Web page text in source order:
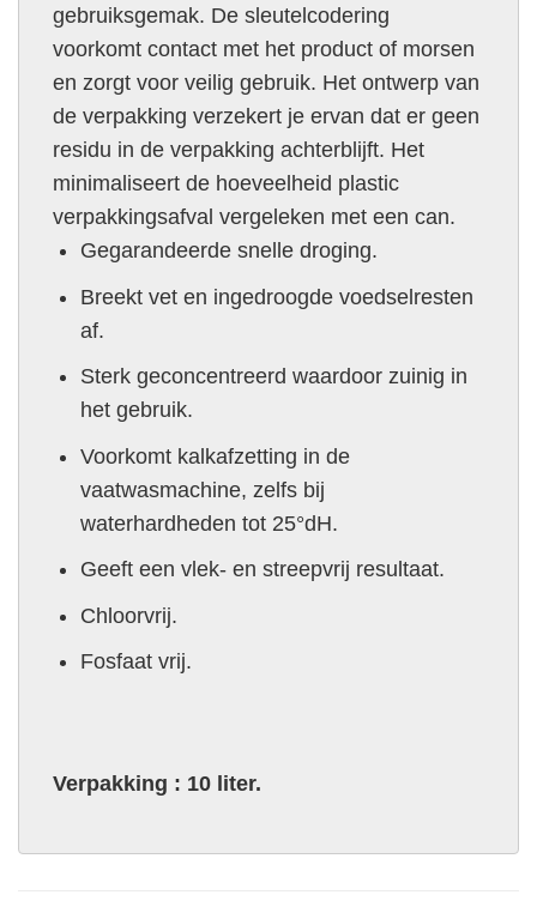
gebruiksgemak. De sleutelcodering
voorkomt contact met het product of morsen
en zorgt voor veilig gebruik. Het ontwerp van
de verpakking verzekert je ervan dat er geen
residu in de verpakking achterblijft. Het
minimaliseert de hoeveelheid plastic
verpakkingsafval vergeleken met een can.
Gegarandeerde snelle droging.
Breekt vet en ingedroogde voedselresten
af.
Sterk geconcentreerd waardoor zuinig in
het gebruik.
Voorkomt kalkafzetting in de
vaatwasmachine, zelfs bij
waterhardheden tot 25°dH.
Geeft een vlek- en streepvrij resultaat.
Chloorvrij.
Fosfaat vrij.
Verpakking : 10 liter.